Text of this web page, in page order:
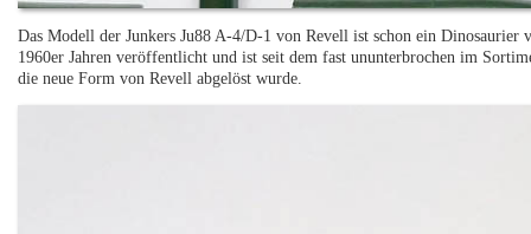
Das Modell der Junkers Ju88 A-4/D-1 von Revell ist schon ein Dinosaurier
1960er Jahren veröffentlicht und ist seit dem fast ununterbrochen im
die neue Form von Revell abgelöst wurde.